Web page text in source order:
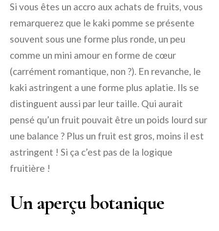
Si vous êtes un accro aux achats de fruits, vous
remarquerez que le kaki pomme se présente
souvent sous une forme plus ronde, un peu
comme un mini amour en forme de cœur
(carrément romantique, non ?). En revanche, le
kaki astringent a une forme plus aplatie. Ils se
distinguent aussi par leur taille. Qui aurait
pensé qu’un fruit pouvait être un poids lourd sur
une balance ? Plus un fruit est gros, moins il est
astringent ! Si ça c’est pas de la logique
fruitière !
Un aperçu botanique